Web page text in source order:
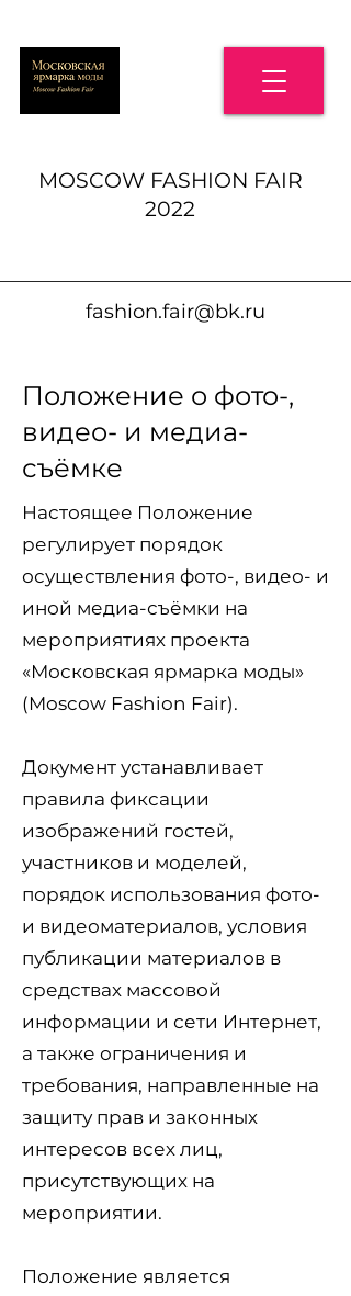
MOSCOW FASHION FAIR
2022
fashion.fair@bk.ru
Положение о фото-,
видео- и медиа-
съёмке
Настоящее Положение
регулирует порядок
осуществления фото-, видео- и
иной медиа-съёмки на
мероприятиях проекта
«Московская ярмарка моды»
(Moscow Fashion Fair).
Документ устанавливает
правила фиксации
изображений гостей,
участников и моделей,
порядок использования фото-
и видеоматериалов, условия
публикации материалов в
средствах массовой
информации и сети Интернет,
а также ограничения и
требования, направленные на
защиту прав и законных
интересов всех лиц,
присутствующих на
мероприятии.
Положение является